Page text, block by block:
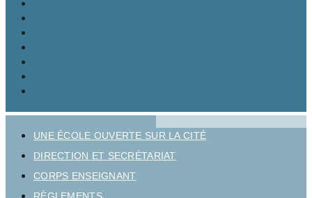
UNE ÉCOLE OUVERTE SUR LA CITÉ
DIRECTION ET SECRÉTARIAT
CORPS ENSEIGNANT